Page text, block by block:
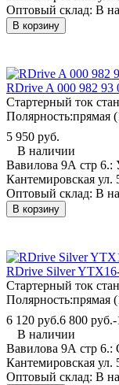
Оптовый склад: В
В корзину
RDrive A 000 982
Стартерный ток
Полярность:прямая
5 950 руб.
В наличии
Вавилова 9А стр 6.:
Кантемировская ул.
Оптовый склад: В
В корзину
RDrive Silver
Стартерный ток
Полярность:прямая
6 120 руб.6 800 руб.-
В наличии
Вавилова 9А стр 6.:
Кантемировская ул.
Оптовый склад: В